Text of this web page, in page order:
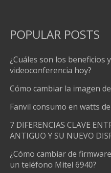
POPULAR POSTS
¿Cuáles son los beneficios
videoconferencia hoy?
Cómo cambiar la imagen
Fanvil consumo en watts
7 DIFERENCIAS CLAVE
ANTIGUO Y SU NUEVO
¿Cómo cambiar de
un teléfono Mitel 6940?